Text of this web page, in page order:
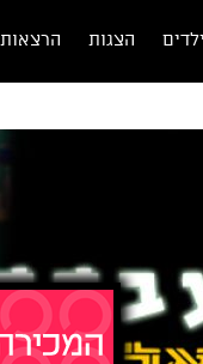
ילדים הצגות הרצאות